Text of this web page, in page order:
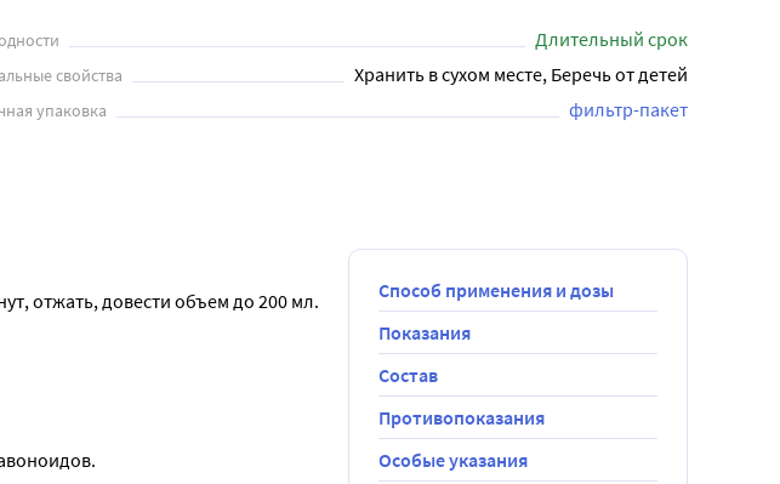
Длительный срок
свойства Хранить в сухом месте, Беречь от детей
упаковка фильтр-пакет
отжать, довести объем до 200 мл.
Способ применения и дозы
Показания
Состав
Противопоказания
Особые указания